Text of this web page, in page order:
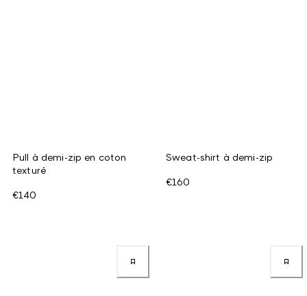
Pull à demi-zip en coton
texturé
€140
Sweat-shirt à demi-zip
€160